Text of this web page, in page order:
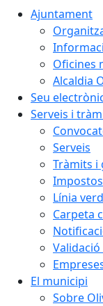
Ajuntament
Oficines
Alcaldia
Seu
Serveis i
Serveis
Tràmits i
Impostos
Línia
Carpeta
El municipi
Sobre